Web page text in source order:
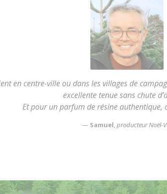
en centre-ville ou dans les villages de
excellente tenue sans chute
Et pour un parfum de résine authentique,
— Samuel,producteur Noël-